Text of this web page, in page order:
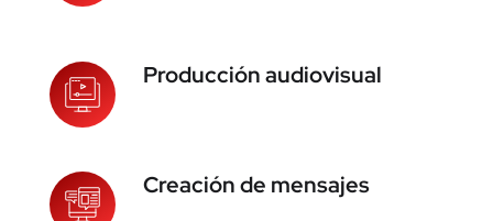
Producción audiovisual
Creación de mensajes